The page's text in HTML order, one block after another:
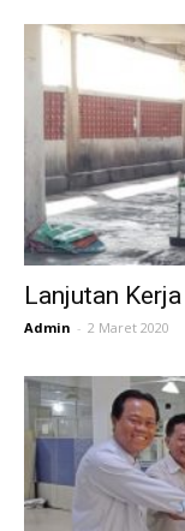
Lanjutan
Admin - 2 Maret 2020